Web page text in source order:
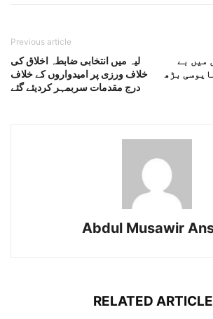
Previous article
لیہ میں انتخابی ضابطہ اخلاق کی
خلاف ورزی پر امیدواروں کے خلاف
درج مقدمات سربمہر کردیئے گئے
میں بے
بڑھ
Abdul Musawir
RELATED